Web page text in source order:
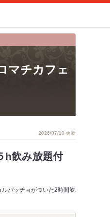
マチカフェ
2026/07/10 更新
h飲み放題付
パッチョがついた2時間飲